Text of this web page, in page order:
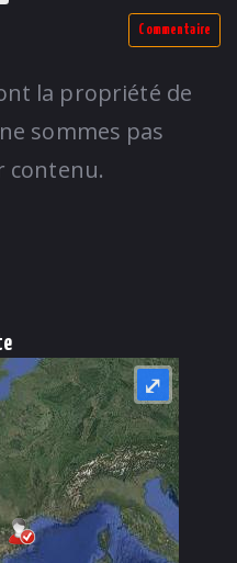
Commentaire
la propriété de
sommes pas
contenu.
⤢